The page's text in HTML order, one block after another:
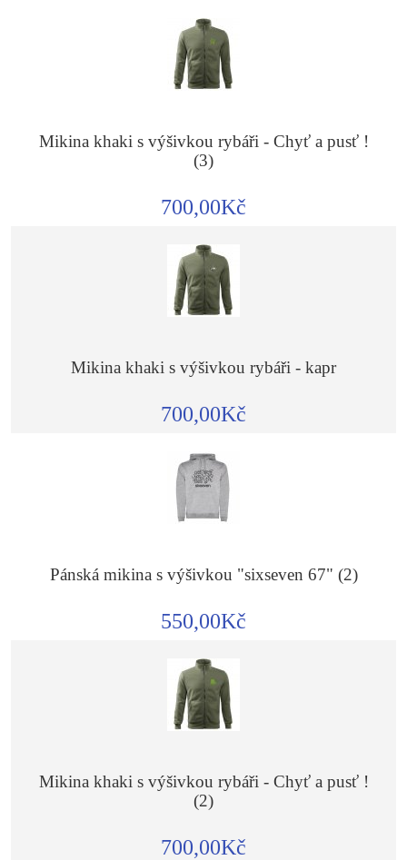
Mikina khaki s výšivkou rybáři - Chyť a pusť !
(3)
700,00Kč
Mikina khaki s výšivkou rybáři - kapr
700,00Kč
Pánská mikina s výšivkou "sixseven 67" (2)
550,00Kč
Mikina khaki s výšivkou rybáři - Chyť a pusť !
(2)
700,00Kč